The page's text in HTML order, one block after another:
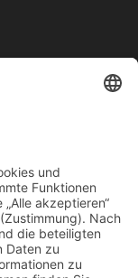
in allen
Grundstein
Was
können